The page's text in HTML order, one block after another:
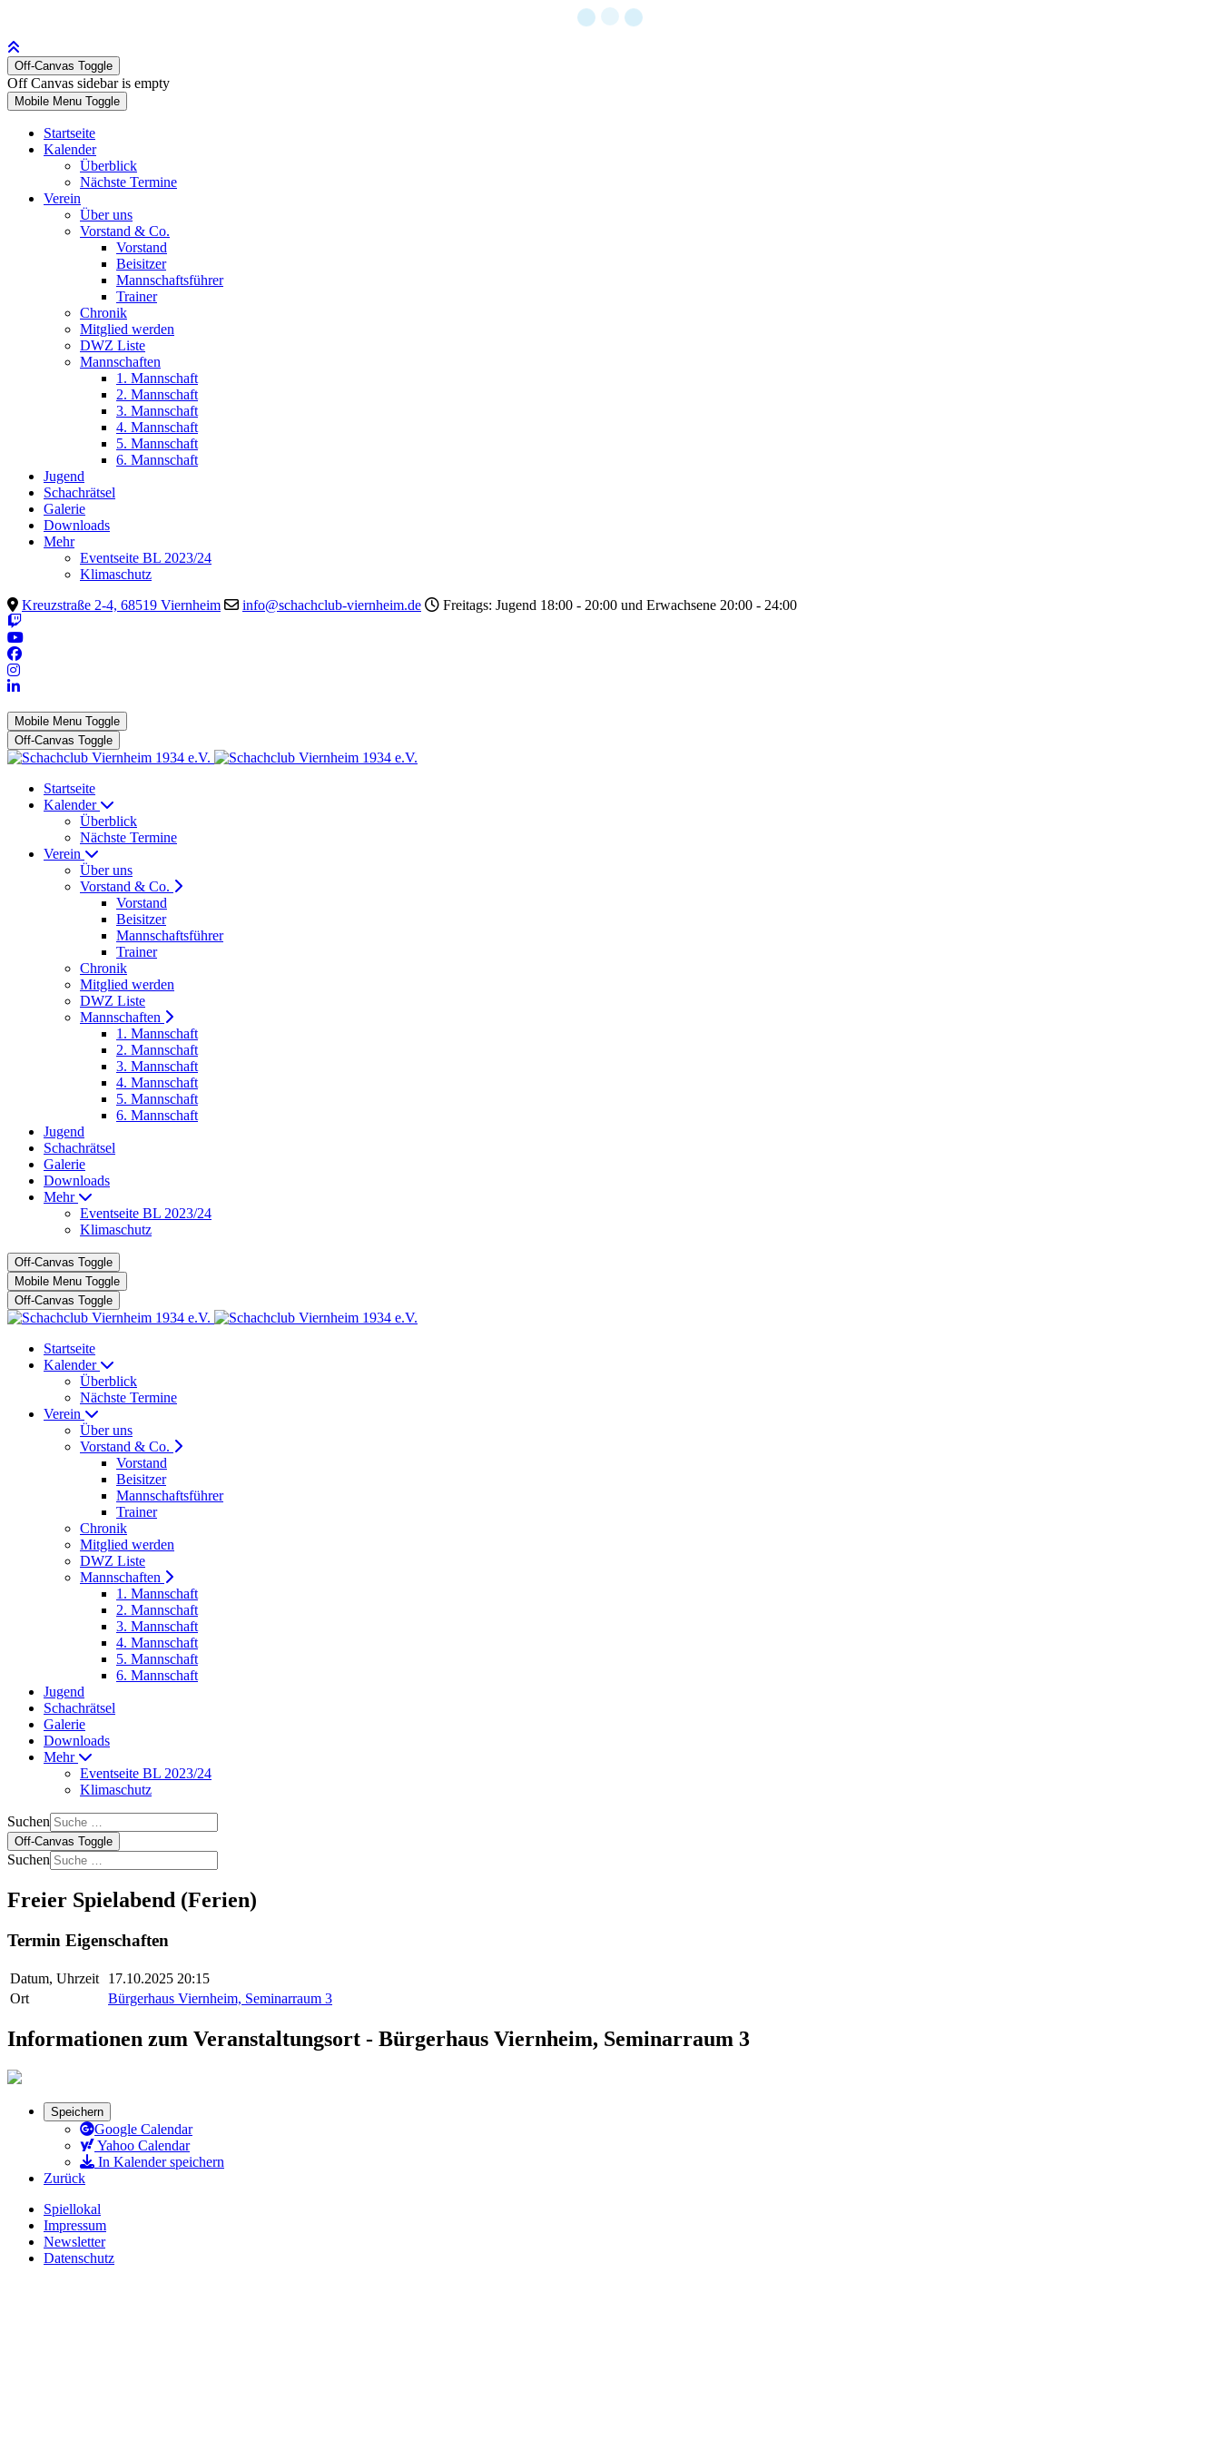
Off-Canvas Toggle
Off Canvas sidebar is empty
Mobile Menu Toggle
Startseite
Kalender
Überblick
Nächste Termine
Verein
Über uns
Vorstand & Co.
Vorstand
Beisitzer
Mannschaftsführer
Trainer
Chronik
Mitglied werden
DWZ Liste
Mannschaften
1. Mannschaft
2. Mannschaft
3. Mannschaft
4. Mannschaft
5. Mannschaft
6. Mannschaft
Jugend
Schachrätsel
Galerie
Downloads
Mehr
Eventseite BL 2023/24
Klimaschutz
Kreuzstraße 2-4, 68519 Viernheim
info@schachclub-viernheim.de Freitags: Jugend 18:00 - 20:00 und Erwachsene 20:00 - 24:00
Mobile Menu Toggle
Off-Canvas Toggle
Startseite
Kalender
Überblick
Nächste Termine
Verein
Über uns
Vorstand & Co.
Vorstand
Beisitzer
Mannschaftsführer
Trainer
Chronik
Mitglied werden
DWZ Liste
Mannschaften
1. Mannschaft
2. Mannschaft
3. Mannschaft
4. Mannschaft
5. Mannschaft
6. Mannschaft
Jugend
Schachrätsel
Galerie
Downloads
Mehr
Eventseite BL 2023/24
Klimaschutz
Off-Canvas Toggle
Mobile Menu Toggle
Off-Canvas Toggle
Startseite
Kalender
Überblick
Nächste Termine
Verein
Über uns
Vorstand & Co.
Vorstand
Beisitzer
Mannschaftsführer
Trainer
Chronik
Mitglied werden
DWZ Liste
Mannschaften
1. Mannschaft
2. Mannschaft
3. Mannschaft
4. Mannschaft
5. Mannschaft
6. Mannschaft
Jugend
Schachrätsel
Galerie
Downloads
Mehr
Eventseite BL 2023/24
Klimaschutz
Suchen
Off-Canvas Toggle
Suchen
Freier Spielabend (Ferien)
Termin Eigenschaften
Datum, Uhrzeit
17.10.2025 20:15
Ort
Bürgerhaus Viernheim, Seminarraum 3
Informationen zum Veranstaltungsort - Bürgerhaus Viernheim, Seminarraum 3
Speichern
Google Calendar
Yahoo Calendar
In Kalender speichern
Zurück
Spiellokal
Impressum
Newsletter
Datenschutz